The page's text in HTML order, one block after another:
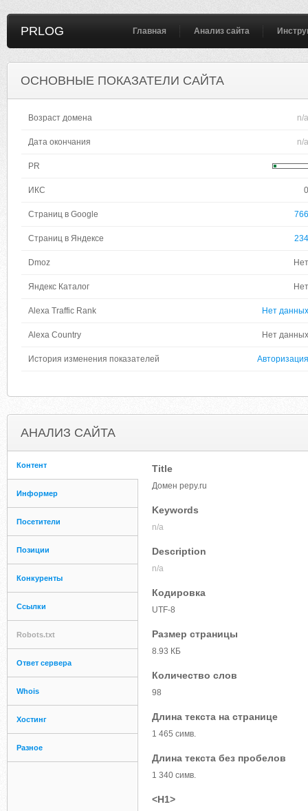
PRLOG Главная Анализ сайта
ОСНОВНЫЕ ПОКАЗАТЕЛИ САЙТА
Возраст домена n/a
Дата окончания n/a
PR
ИКС 0
Страниц в Google 766
Страниц в Яндексе 234
Dmoz Нет
Яндекс Каталог Нет
Alexa Traffic Rank Нет данных
Alexa Country Нет данных
История изменения показателей Авторизация
АНАЛИЗ САЙТА
Контент
Информер
Посетители
Позиции
Конкуренты
Ссылки
Robots.txt
Ответ сервера
Whois
Хостинг
Разное
Title
Домен pepy.ru
Keywords
n/a
Description
n/a
Кодировка
UTF-8
Размер страницы
8.93 КБ
Количество слов
98
Длина текста на странице
1 465 симв.
Длина текста без пробелов
1 340 симв.
<H1>